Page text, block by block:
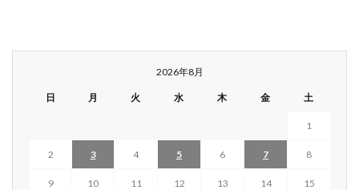
2026年8月
日 月 火 水 木 金 土
1
2 3 4 5 6 7 8
9 10 11 12 13 14 15